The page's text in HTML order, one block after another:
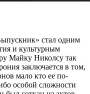
стал одним
и культурным
Майку Николсу так
заключается в том,
мало кто ее по-
особой сложности